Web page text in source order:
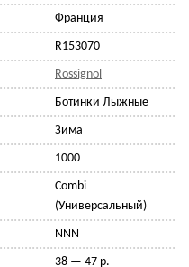
Франция
R153070
Rossignol
Ботинки Лыжные
Зима
1000
Combi
(Универсальный)
NNN
38 — 47 р.